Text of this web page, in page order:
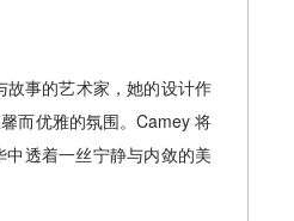
事的艺术家，她的设计作
而优雅的氛围。Camey 将
透着一丝宁静与内敛的美